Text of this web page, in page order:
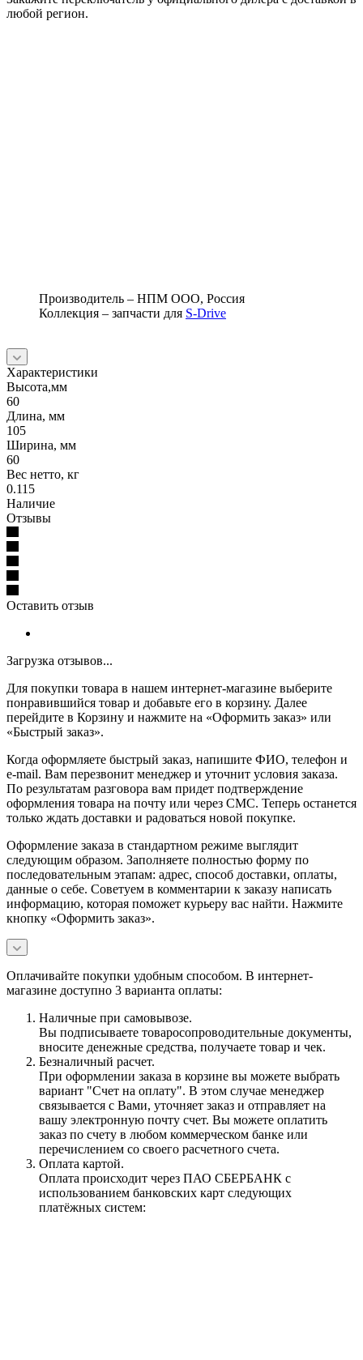
любой регион.
Производитель – НПМ ООО, Россия
Коллекция – запчасти для S-Drive
Характеристики
Высота,мм
60
Длина, мм
105
Ширина, мм
60
Вес нетто, кг
0.115
Наличие
Отзывы
Оставить отзыв
Загрузка отзывов...
Для покупки товара в нашем интернет-магазине выберите
понравившийся товар и добавьте его в корзину. Далее
перейдите в Корзину и нажмите на «Оформить заказ» или
«Быстрый заказ».
Когда оформляете быстрый заказ, напишите ФИО, телефон и
e-mail. Вам перезвонит менеджер и уточнит условия заказа.
По результатам разговора вам придет подтверждение
оформления товара на почту или через СМС. Теперь останется
только ждать доставки и радоваться новой покупке.
Оформление заказа в стандартном режиме выглядит
следующим образом. Заполняете полностью форму по
последовательным этапам: адрес, способ доставки, оплаты,
данные о себе. Советуем в комментарии к заказу написать
информацию, которая поможет курьеру вас найти. Нажмите
кнопку «Оформить заказ».
Оплачивайте покупки удобным способом. В интернет-
магазине доступно 3 варианта оплаты:
Наличные при самовывозе.
Вы подписываете товаросопроводительные документы,
вносите денежные средства, получаете товар и чек.
Безналичный расчет.
При оформлении заказа в корзине вы можете выбрать
вариант "Счет на оплату". В этом случае менеджер
связывается с Вами, уточняет заказ и отправляет на
вашу электронную почту счет. Вы можете оплатить
заказ по счету в любом коммерческом банке или
перечислением со своего расчетного счета.
Оплата картой.
Оплата происходит через ПАО СБЕРБАНК с
использованием банковских карт следующих
платёжных систем: